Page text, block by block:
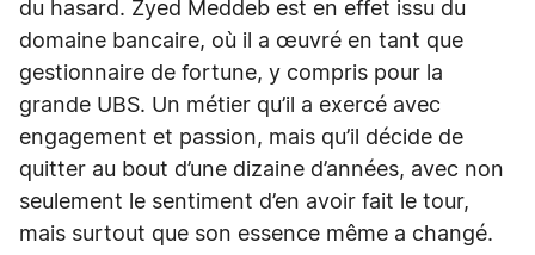
du hasard. Zyed Meddeb est en effet issu du
domaine bancaire, où il a œuvré en tant que
gestionnaire de fortune, y compris pour la
grande UBS. Un métier qu’il a exercé avec
engagement et passion, mais qu’il décide de
quitter au bout d’une dizaine d’années, avec non
seulement le sentiment d’en avoir fait le tour,
mais surtout que son essence même a changé.